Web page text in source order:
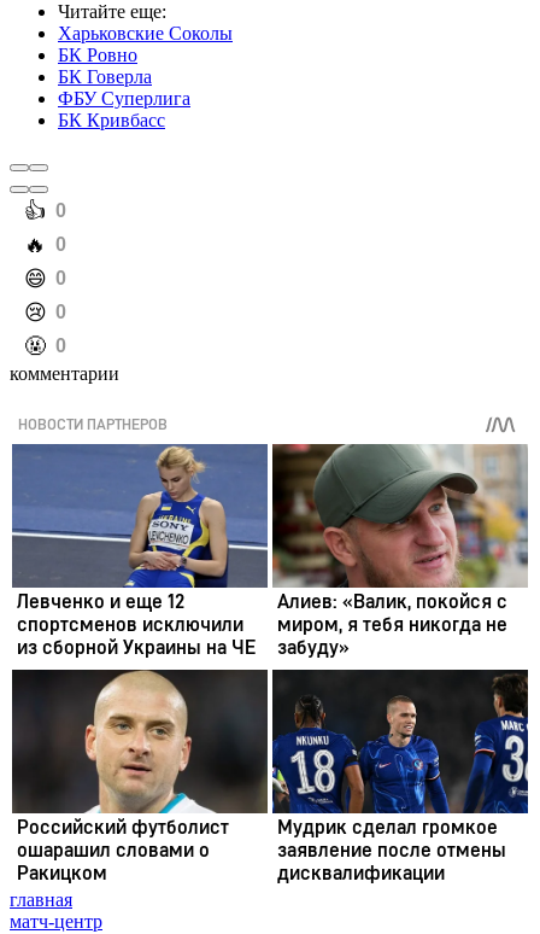
Читайте еще:
Харьковские Соколы
БК Ровно
БК Говерла
ФБУ Суперлига
БК Кривбасс
️👍 0
️🔥 0
️😄 0
️😢 0
️🤬 0
комментарии
главная
матч-центр